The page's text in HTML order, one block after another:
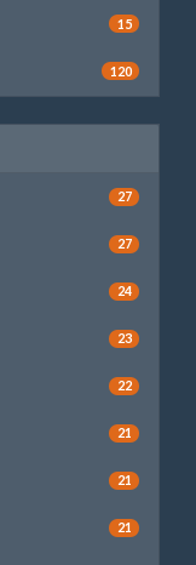
15
120
27
27
24
23
22
21
21
21